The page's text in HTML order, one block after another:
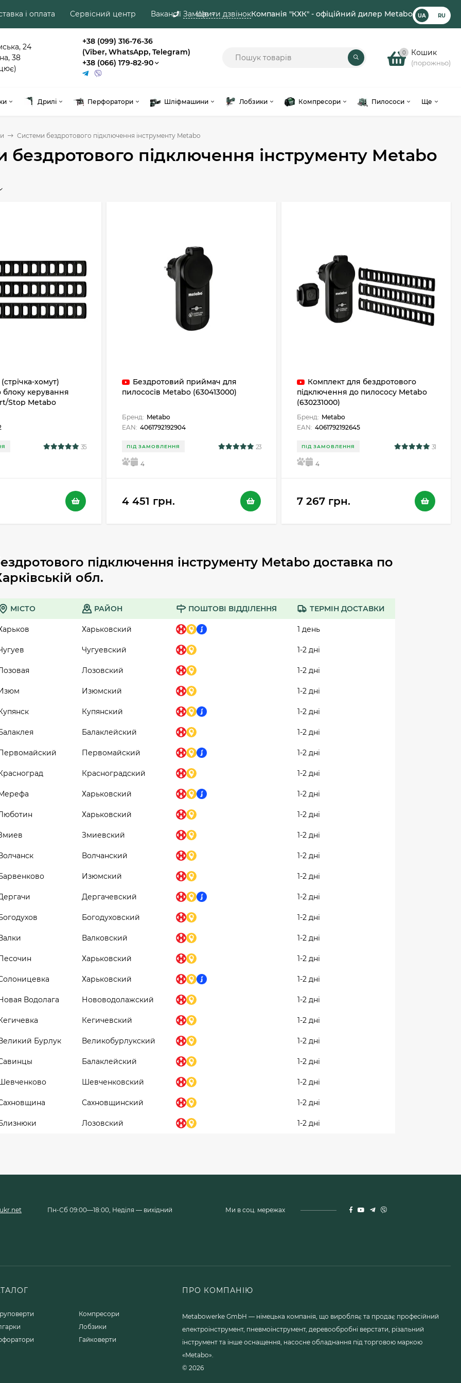
Замовити дзвінокКомпанія "КХК" - офіційний дилер Metabo UA RU
і оплата Сервісний центр Вакансії Ще
24
38
+38 (099) 316-76-36
(Viber, WhatsApp, Telegram)
+38 (066) 179-82-90
0 Кошик
(порожньо)
Дрилі Перфоратори Шліфмашини Лобзики Компресори Пилососи Ще
Системи бездротового підключення інструменту Metabo
бездротового підключення інструменту Metabo
хомут)
блоку керування
Stop Metabo
35
Бездротовий приймач для
пилососів Metabo (630413000)
Бренд: Metabo
EAN: 4061792192904
ПІД ЗАМОВЛЕННЯ 23
5 4
4 451 грн.
Комплект для бездротового
підключення до пилососу Metabo
(630231000)
Бренд: Metabo
EAN: 4061792192645
ПІД ЗАМОВЛЕННЯ 31
5 4
7 267 грн.
підключення інструменту Metabo доставка по
обл.
МІСТО РАЙОН ПОШТОВІ ВІДДІЛЕННЯ ТЕРМІН ДОСТАВКИ
Харьковский 1 день
Чугуевский 1-2 дні
Лозовский 1-2 дні
Изюмский 1-2 дні
Купянский 1-2 дні
Балаклейский 1-2 дні
Первомайский 1-2 дні
Красноградский 1-2 дні
Харьковский 1-2 дні
Харьковский 1-2 дні
Змиевский 1-2 дні
Волчанский 1-2 дні
Изюмский 1-2 дні
Дергачевский 1-2 дні
Богодуховский 1-2 дні
Валковский 1-2 дні
Харьковский 1-2 дні
Харьковский 1-2 дні
Водолага Нововодолажский 1-2 дні
Кегичевский 1-2 дні
Бурлук Великобурлукский 1-2 дні
Балаклейский 1-2 дні
Шевченковский 1-2 дні
Сахновщинский 1-2 дні
Лозовский 1-2 дні
Пн-Сб 09:00—18:00, Неділя — вихідний Ми в соц. мережах
Компресори
Лобзики
Гайковерти
ПРО КОМПАНІЮ
Metabowerke GmbH — німецька компанія, що виробляє та продає професійний
електроінструмент, пневмоінструмент, деревообробні верстати, різальний
інструмент та інше оснащення, насосне обладнання під торговою маркою
«Metabo».
© 2026